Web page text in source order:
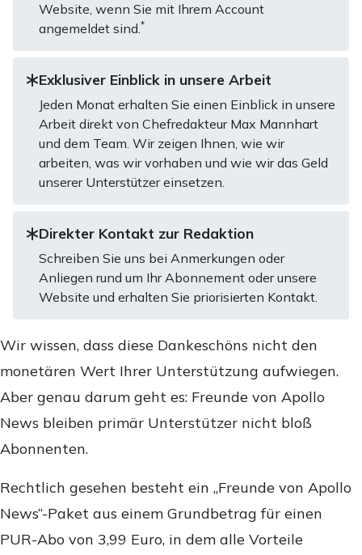
Website, wenn Sie mit Ihrem Account
angemeldet sind.*
Exklusiver Einblick in unsere Arbeit
Jeden Monat erhalten Sie einen Einblick in unsere
Arbeit direkt von Chefredakteur Max Mannhart
und dem Team. Wir zeigen Ihnen, wie wir
arbeiten, was wir vorhaben und wie wir das Geld
unserer Unterstützer einsetzen.
Direkter Kontakt zur Redaktion
Schreiben Sie uns bei Anmerkungen oder
Anliegen rund um Ihr Abonnement oder unsere
Website und erhalten Sie priorisierten Kontakt.
Wir wissen, dass diese Dankeschöns nicht den
monetären Wert Ihrer Unterstützung aufwiegen.
Aber genau darum geht es: Freunde von Apollo
News bleiben primär Unterstützer nicht bloß
Abonnenten.
Rechtlich gesehen besteht ein „Freunde von Apollo
News“-Paket aus einem Grundbetrag für einen
PUR-Abo von 3,99 Euro, in dem alle Vorteile